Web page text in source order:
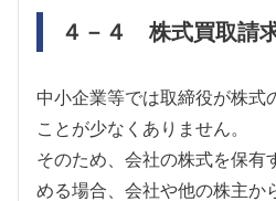
４－４ 株式買取請
中小企業等では取締役が株式
ことが少なくありません。
そのため、会社の株式を保有
める場合、会社や他の株主か